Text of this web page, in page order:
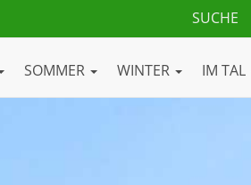
SOMMER WINTER IM TAL